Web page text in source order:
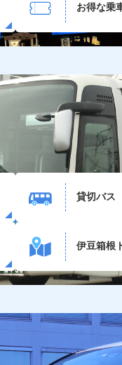
お得な乗
貸切バス
伊豆箱根